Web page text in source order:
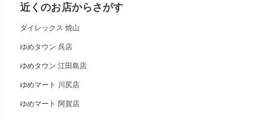
近くのお店からさがす
ダイレックス 焼山
ゆめタウン 呉店
ゆめタウン 江田島店
ゆめマート 川尻店
ゆめマート 阿賀店